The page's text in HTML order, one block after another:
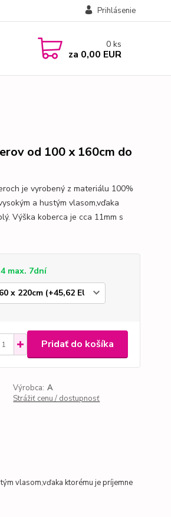
Prihlásenie
0 ks
za 0,00 EUR
od 100 x 160cm do
je vyrobený z materiálu 100%
a hustým vlasom,vďaka
Výška koberca je cca 11mm s
max. 7dní
Pridať do košíka
Výrobca: A
Strážiť cenu / dostupnosť
vlasom,vďaka ktorému je príjemne